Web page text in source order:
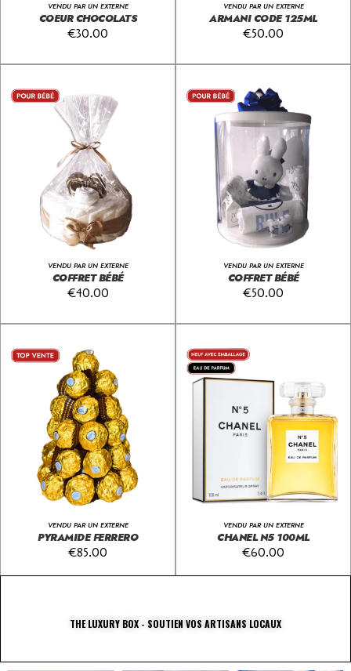
VENDU PAR UN EXTERNE
COEUR CHOCOLATS
€30.00
VENDU PAR UN EXTERNE
ARMANI CODE 125ML
€50.00
VENDU PAR UN EXTERNE
COFFRET BÉBÉ
€40.00
VENDU PAR UN EXTERNE
COFFRET BÉBÉ
€50.00
VENDU PAR UN EXTERNE
PYRAMIDE FERRERO
€85.00
VENDU PAR UN EXTERNE
CHANEL N5 100ML
€60.00
THE LUXURY BOX - SOUTIEN VOS ARTISANS LOCAUX